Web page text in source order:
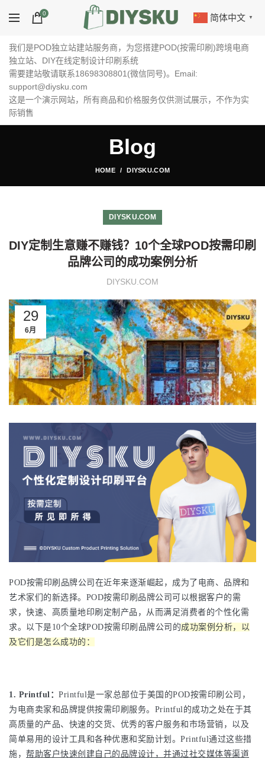
0 简体中文 ▼
我们是POD独立站建站服务商，为您搭建POD(按需印刷)跨境电商
独立站、DIY在线定制设计印刷系统
需要建站敬请联系18698308801(微信同号)。Email:
support@diysku.com
这是一个演示网站，所有商品和价格服务仅供测试展示，不作为实
际销售
Blog
HOME DIYSKU.COM
DIYSKU.COM
DIY定制生意赚不赚钱？10个全球POD按需印刷
品牌公司的成功案例分析
DIYSKU.COM
29
6月
POD按需印刷品牌公司在近年来逐渐崛起，成为了电商、品牌和
艺术家们的新选择。POD按需印刷品牌公司可以根据客户的需
求，快速、高质量地印刷定制产品，从而满足消费者的个性化需
求。以下是10个全球POD按需印刷品牌公司的成功案例分析，以
及它们是怎么成功的：
1. Printful： Printful是一家总部位于美国的POD按需印刷公司，
为电商卖家和品牌提供按需印刷服务。Printful的成功之处在于其
高质量的产品、快速的交货、优秀的客户服务和市场营销，以及
简单易用的设计工具和各种优惠和奖励计划。Printful通过这些措
施， 帮助客户快速创建自己的品牌设计，并通过社交媒体等渠道